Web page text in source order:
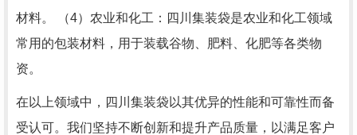
材料。 （4）农业和化工：四川集装袋是农业和化工领域
常用的包装材料，用于装载谷物、肥料、化肥等各类物
资。
在以上领域中，四川集装袋以其优异的性能和可靠性而备
受认可。我们坚持不断创新和提升产品质量，以满足客户